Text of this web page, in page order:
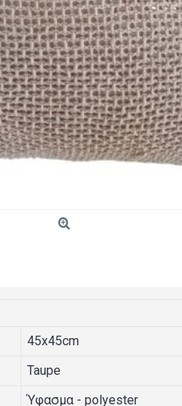
45x45cm
Taupe
Ύφασμα - polyester